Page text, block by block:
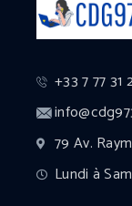
+33 7 77 31
79 Av.
Lundi à